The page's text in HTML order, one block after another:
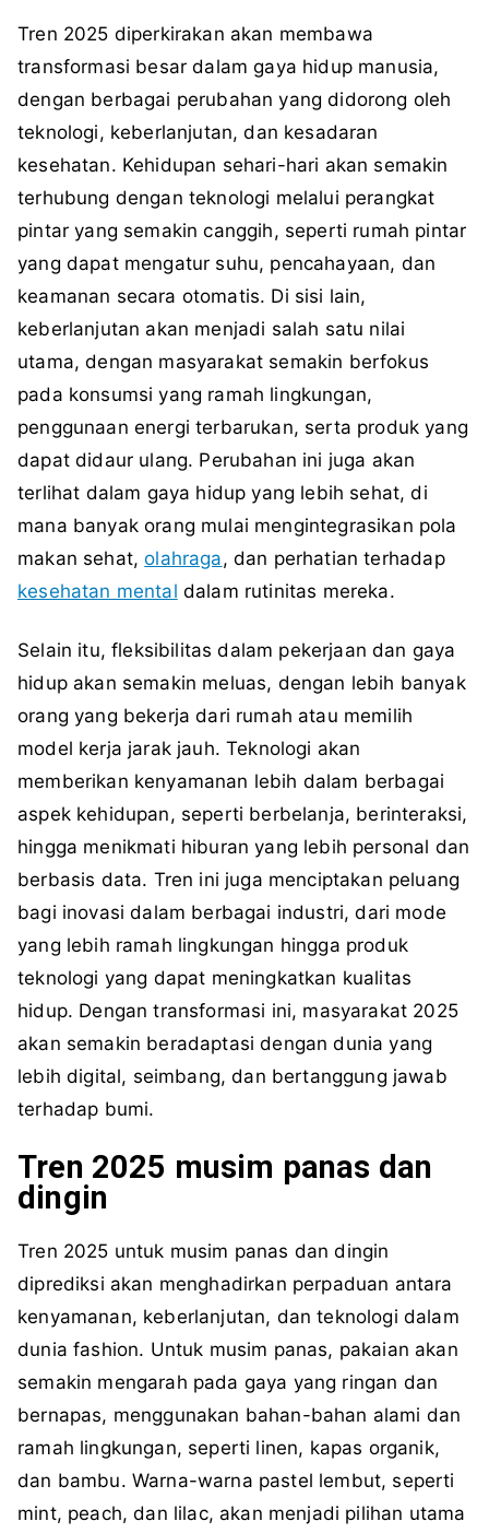
Tren 2025 diperkirakan akan membawa
transformasi besar dalam gaya hidup manusia,
dengan berbagai perubahan yang didorong oleh
teknologi, keberlanjutan, dan kesadaran
kesehatan. Kehidupan sehari-hari akan semakin
terhubung dengan teknologi melalui perangkat
pintar yang semakin canggih, seperti rumah pintar
yang dapat mengatur suhu, pencahayaan, dan
keamanan secara otomatis. Di sisi lain,
keberlanjutan akan menjadi salah satu nilai
utama, dengan masyarakat semakin berfokus
pada konsumsi yang ramah lingkungan,
penggunaan energi terbarukan, serta produk yang
dapat didaur ulang. Perubahan ini juga akan
terlihat dalam gaya hidup yang lebih sehat, di
mana banyak orang mulai mengintegrasikan pola
makan sehat,olahraga, dan perhatian terhadap
kesehatan mental dalam rutinitas mereka.
Selain itu, fleksibilitas dalam pekerjaan dan gaya
hidup akan semakin meluas, dengan lebih banyak
orang yang bekerja dari rumah atau memilih
model kerja jarak jauh. Teknologi akan
memberikan kenyamanan lebih dalam berbagai
aspek kehidupan, seperti berbelanja, berinteraksi,
hingga menikmati hiburan yang lebih personal dan
berbasis data. Tren ini juga menciptakan peluang
bagi inovasi dalam berbagai industri, dari mode
yang lebih ramah lingkungan hingga produk
teknologi yang dapat meningkatkan kualitas
hidup. Dengan transformasi ini, masyarakat 2025
akan semakin beradaptasi dengan dunia yang
lebih digital, seimbang, dan bertanggung jawab
terhadap bumi.
Tren 2025 musim panas dan
dingin
Tren 2025 untuk musim panas dan dingin
diprediksi akan menghadirkan perpaduan antara
kenyamanan, keberlanjutan, dan teknologi dalam
dunia fashion. Untuk musim panas, pakaian akan
semakin mengarah pada gaya yang ringan dan
bernapas, menggunakan bahan-bahan alami dan
ramah lingkungan, seperti linen, kapas organik,
dan bambu. Warna-warna pastel lembut, seperti
mint, peach, dan lilac, akan menjadi pilihan utama